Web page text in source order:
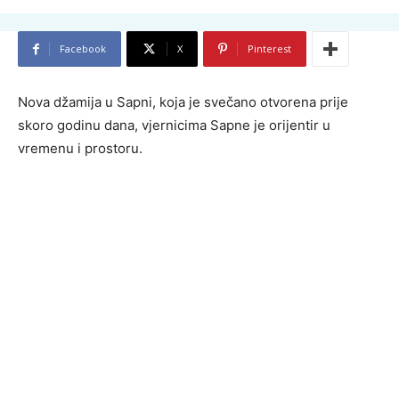
Facebook X Pinterest
Nova džamija u Sapni, koja je svečano otvorena prije
skoro godinu dana, vjernicima Sapne je orijentir u
vremenu i prostoru.